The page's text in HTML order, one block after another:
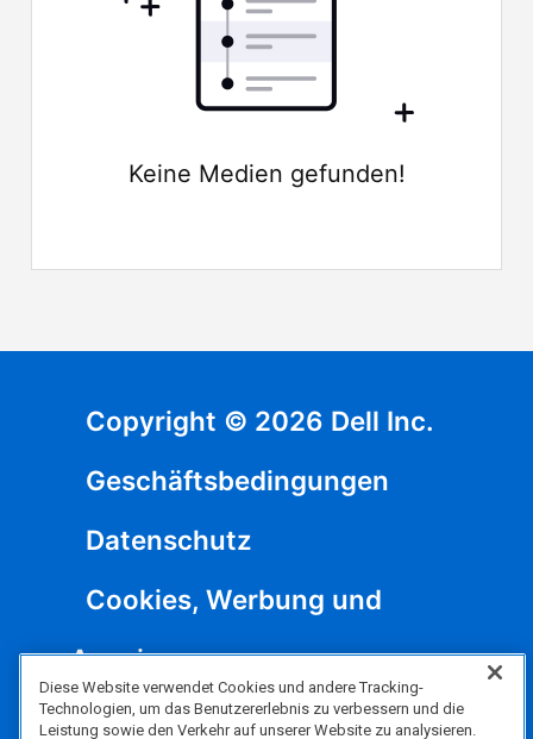
Keine Medien gefunden!
Copyright © 2026 Dell Inc.
Geschäftsbedingungen
Datenschutz
Cookies, Werbung und
Anzeigen
Rechtliches und Compliance
Diese Website verwendet Cookies und andere Tracking-
Technologien, um das Benutzererlebnis zu verbessern und die
Leistung sowie den Verkehr auf unserer Website zu analysieren.